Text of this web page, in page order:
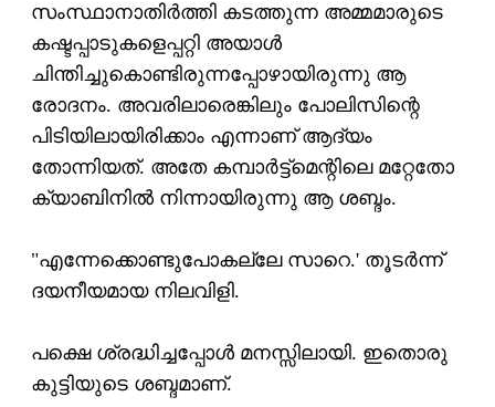
സംസ്ഥാനാതിര്‍ത്തി കടത്തുന്ന അമ്മമാരുടെ
കഷ്ടപ്പാടുകളെപ്പറ്റി അയാള്‍
ചിന്തിച്ചുകൊണ്ടിരുന്നപ്പോഴായിരുന്നു ആ
രോദനം. അവരിലാരെങ്കിലും പോലിസിന്റെ
പിടിയിലായിരിക്കാം എന്നാണ് ആദ്യം
തോന്നിയത്. അതേ കമ്പാര്‍ട്ട്‌മെന്റിലെ മറ്റേതോ
ക്യാബിനില്‍ നിന്നായിരുന്നു ആ ശബ്ദം.
"എന്നേക്കൊണ്ടുപോകല്ലേ സാറെ.' തൂടര്‍ന്ന്
ദയനീയമായ നിലവിളി.
പക്ഷെ ശ്രദ്ധിച്ചപ്പോള്‍ മനസ്സിലായി. ഇതൊരു
കുട്ടിയുടെ ശബ്ദമാണ്.